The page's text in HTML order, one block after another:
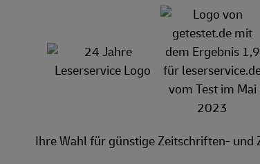
Ihre Wahl für günstige Zeitschriften- und